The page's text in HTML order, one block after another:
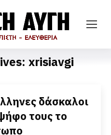
xrisiavgi
δάσκαλοι
τους το